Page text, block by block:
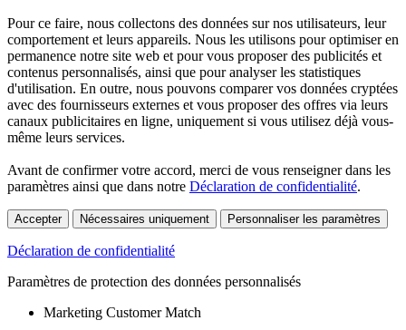
Pour ce faire, nous collectons des données sur nos utilisateurs, leur
comportement et leurs appareils. Nous les utilisons pour optimiser en
permanence notre site web et pour vous proposer des publicités et
contenus personnalisés, ainsi que pour analyser les statistiques
d'utilisation. En outre, nous pouvons comparer vos données cryptées
avec des fournisseurs externes et vous proposer des offres via leurs
canaux publicitaires en ligne, uniquement si vous utilisez déjà vous-
même leurs services.
Avant de confirmer votre accord, merci de vous renseigner dans les
paramètres ainsi que dans notre Déclaration de confidentialité.
Accepter Nécessaires uniquement Personnaliser les paramètres
Déclaration de confidentialité
Paramètres de protection des données personnalisés
Marketing Customer Match